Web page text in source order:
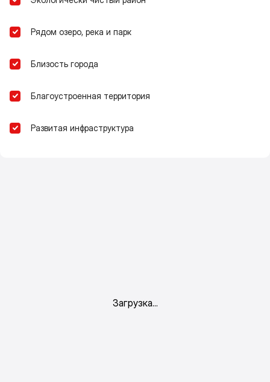
Рядом озеро, река и парк
Близость города
Благоустроенная территория
Развитая инфраструктура